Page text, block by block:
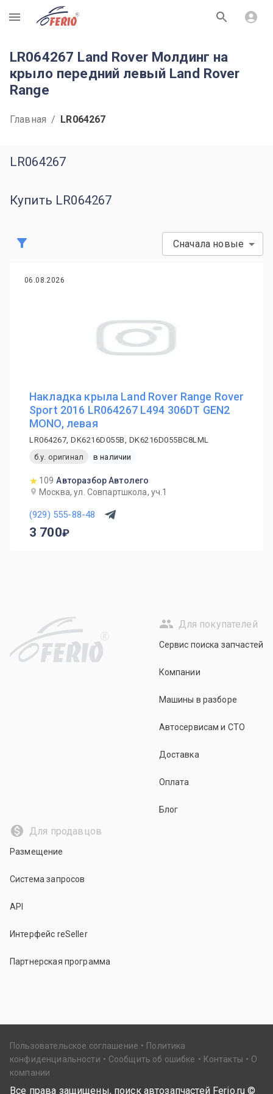
R
LR064267 Land Rover Молдинг на
крыло передний левый Land Rover
Range
Главная / LR064267
LR064267
Купить LR064267
Сначала новые
06.08.2026
Накладка крыла Land Rover Range Rover
Sport 2016 LR064267 L494 306DT GEN2
MONO, левая
LR064267, DK6216D055B, DK6216D055BC8LML
б.у. оригинал
в наличии
109 Авторазбор Автолего
Москва, ул. Совпартшкола, уч.1
(929) 555-88-48
3 700
R
Для покупателей
Сервис поиска запчастей
Компании
Машины в разборе
Автосервисам и СТО
Доставка
Оплата
Блог
Для продавцов
Размещение
Система запросов
API
Интерфейс reSeller
Партнерская программа
Пользовательское соглашение
Политика
конфиденциальности
Сообщить об ошибке Контакты
О
компании
Все права защищены, поиск автозапчастей Ferio.ru ©